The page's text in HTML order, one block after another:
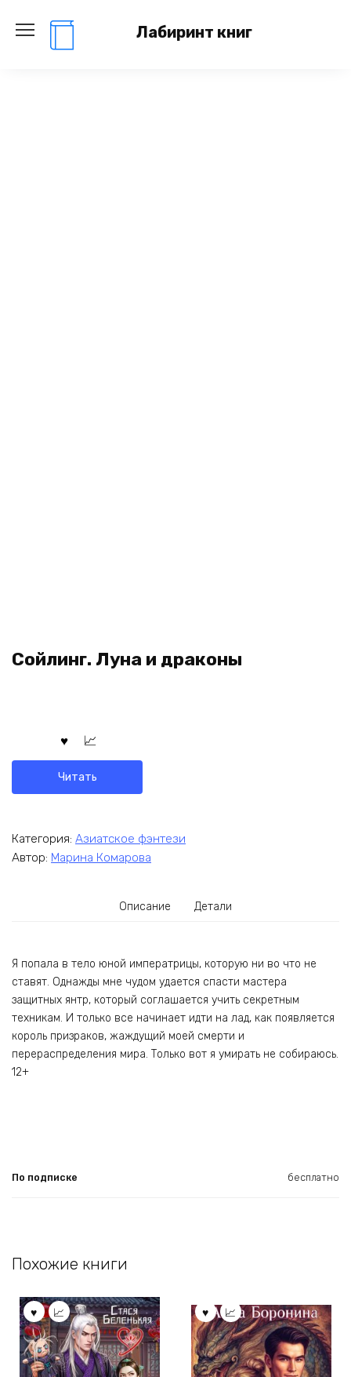
содержанию
Лабиринт книг
Сойлинг. Луна и драконы
Читать
Категория: Азиатское фэнтези
Автор: Марина Комарова
Описание Детали
Я попала в тело юной императрицы, которую ни во что не
ставят. Однажды мне чудом удается спасти мастера
защитных янтр, который соглашается учить секретным
техникам. И только все начинает идти на лад, как появляется
король призраков, жаждущий моей смерти и
перераспределения мира. Только вот я умирать не собираюсь.
12+
По подписке бесплатно
Похожие книги